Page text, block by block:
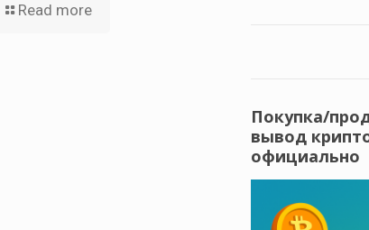
Read more
Покупка/
вывод
официально